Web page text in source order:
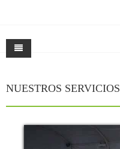
Hostería
NUESTROS SERVICIOS